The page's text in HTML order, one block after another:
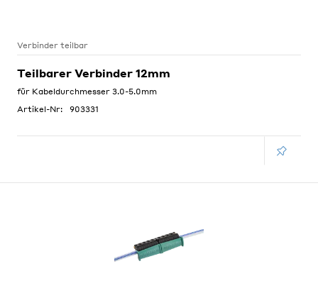
Verbinder teilbar
Teilbarer Verbinder 12mm
für Kabeldurchmesser 3.0-5.0mm
Artikel-Nr:
903331